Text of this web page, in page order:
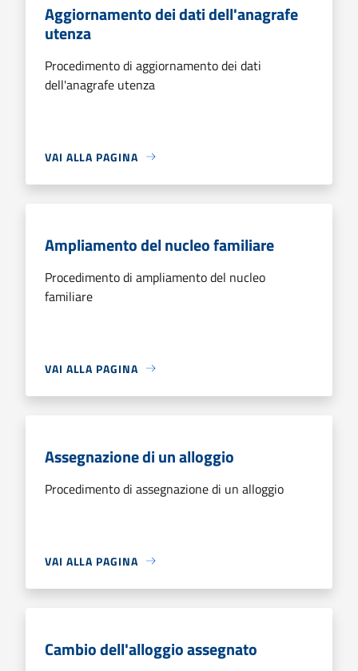
Aggiornamento dei dati dell'anagrafe
utenza
Procedimento di aggiornamento dei dati
dell'anagrafe utenza
VAI ALLA PAGINA
Ampliamento del nucleo familiare
Procedimento di ampliamento del nucleo
familiare
VAI ALLA PAGINA
Assegnazione di un alloggio
Procedimento di assegnazione di un alloggio
VAI ALLA PAGINA
Cambio dell'alloggio assegnato